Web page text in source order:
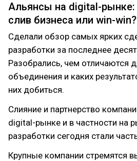
Альянсы на digital-рынке:
слив бизнеса или win-win?
Сделали обзор самых ярких
разработки за последнее
Разобрались, чем отличаются
объединения и каких
них добиться.
Слияние и партнерство
digital-рынке и в частности на
разработки сегодня стали
Крупные компании стремятся